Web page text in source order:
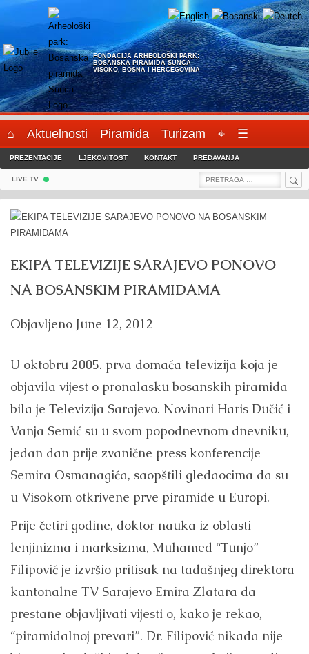
FONDACIJA ARHEOLOŠKI PARK:
BOSANSKA PIRAMIDA SUNCA
VISOKO, BOSNA I HERCEGOVINA
⌂ Aktuelnosti Piramida Turizam ⌖ ☰
PREZENTACIJE LJEKOVITOST KONTAKT PREDAVANJA
LIVE TV
Search
EKIPA TELEVIZIJE SARAJEVO PONOVO
NA BOSANSKIM PIRAMIDAMA
Objavljeno June 12, 2012
U oktobru 2005. prva domaća televizija koja je
objavila vijest o pronalasku bosanskih piramida
bila je Televizija Sarajevo. Novinari Haris Dučić i
Vanja Semić su u svom popodnevnom dnevniku,
jedan dan prije zvanične press konferencije
Semira Osmanagića, saopštili gledaocima da su
u Visokom otkrivene prve piramide u Europi.
Prije četiri godine, doktor nauka iz oblasti
lenjinizma i marksizma, Muhamed “Tunjo”
Filipović je izvršio pritisak na tadašnjeg direktora
kantonalne TV Sarajevo Emira Zlatara da
prestane objavljivati vijesti o, kako je rekao,
“piramidalnoj prevari”. Dr. Filipović nikada nije